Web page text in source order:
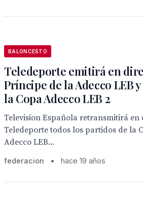
BALONCESTO
Teledeporte emitirá en
Príncipe de la Adecco LEB
la Copa Adecco LEB 2
Television Española retransmitirá
Teledeporte todos los partidos de la
Adecco LEB...
federacion • hace 19 años